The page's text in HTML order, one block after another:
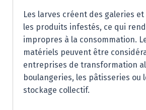
Les larves créent des galeries
les produits infestés, ce qui
impropres à la consommation.
matériels peuvent être
entreprises de transformation
boulangeries, les pâtisseries ou
stockage collectif.